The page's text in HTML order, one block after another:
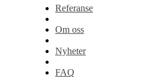
Referanse
Om oss
Nyheter
FAQ